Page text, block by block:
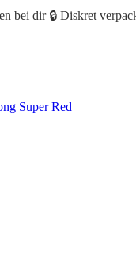
bei dir 🔒 Diskret
Super Red